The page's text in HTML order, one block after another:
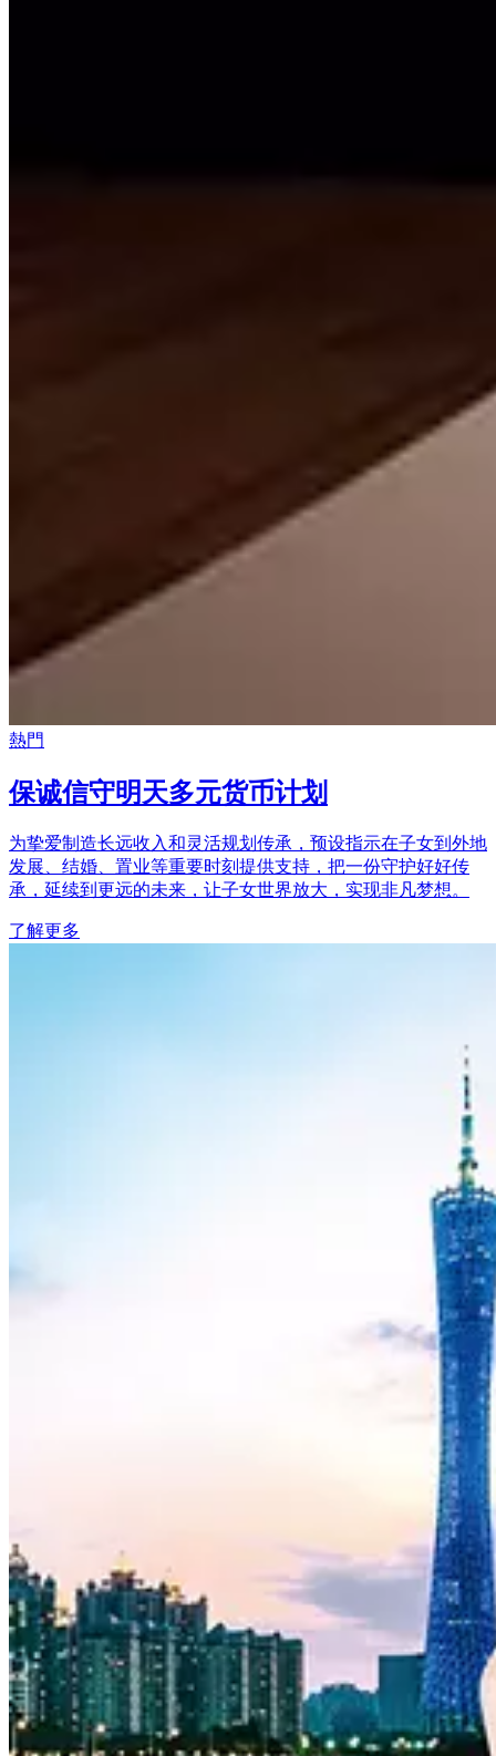
熱門
保诚信守明天多元货币计划
为挚爱制造长远收入和灵活规划传承，预设指示在子女到外地
发展、结婚、置业等重要时刻提供支持，把一份守护好好传
承，延续到更远的未来，让子女世界放大，实现非凡梦想。
了解更多